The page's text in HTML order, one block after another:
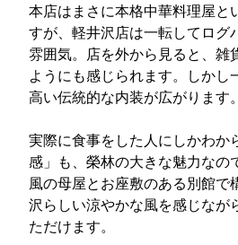
本店はまさに本格中華料理屋と
すが、軽井沢店は一転してログ
雰囲気。店を外から見ると、雑
ようにも感じられます。しかし
高い伝統的な内装が広がります。
実際に食事をした人にしかわか
感」も、榮林の大きな魅力なの
風の母屋とお座敷のある別館で
沢らしい涼やかな風を感じなが
ただけます。